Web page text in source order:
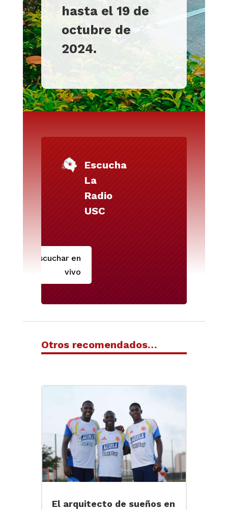
hasta el 19 de
octubre de
2024.
Escucha
La
Radio
USC
Escuchar en
vivo
Otros recomendados…
El arquitecto de sueños en